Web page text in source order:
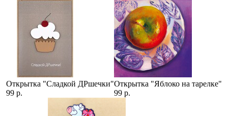
Открытка "Сладкой ДРшечки"
99 р.
Открытка "Яблоко на тарелке"
99 р.